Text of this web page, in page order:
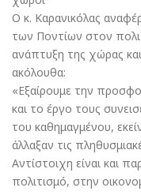
Ο κ. Καρανικόλας
των Ποντίων στον
ανάπτυξη της χώρας
ακόλουθα:
«Εξαίρουμε την
και το έργο τους
του καθημαγμένου,
άλλαξαν τις
Αντίστοιχη είναι και
πολιτισμό, στην